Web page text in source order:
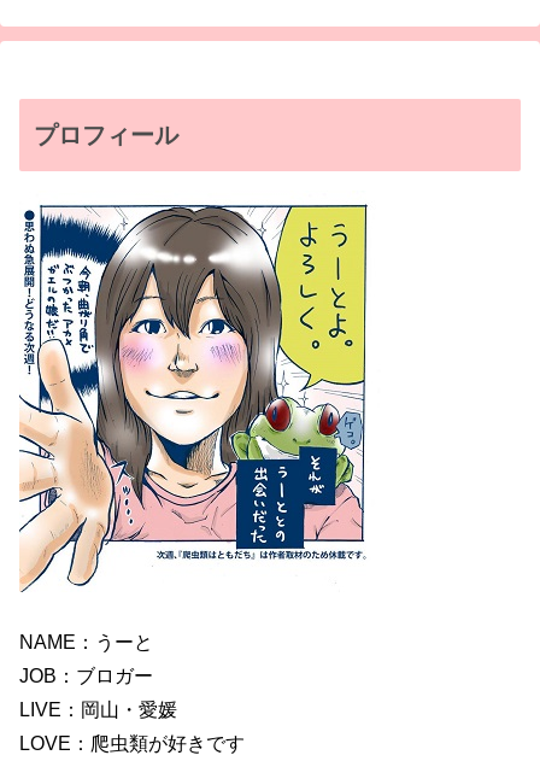
プロフィール
NAME：うーと
JOB：ブロガー
LIVE：岡山・愛媛
LOVE：爬虫類が好きです